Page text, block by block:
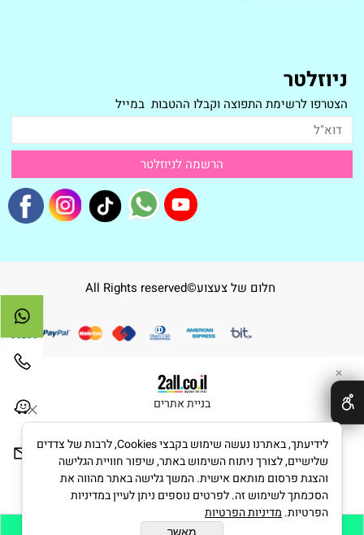
ניוזלטר
הצטרפו לרשימת התפוצה וקבלו ההטבות במייל
חלום של צעצוע©All Rights reserved
בניית אתרים
✕
לידיעתך, באתרנו נעשה שימוש בקבצי Cookies, לרבות של צדדים
שלישיים, לצורך ניתוח השימוש באתר, שיפור חוויית הגלישה
והצגת פרסום מותאם אישית. המשך גלישה באתר מהווה את
הסכמתך לשימוש זה. לפרטים נוספים ניתן לעיין במדיניות
הפרטיות. מדיניות הפרטיות
מאשר